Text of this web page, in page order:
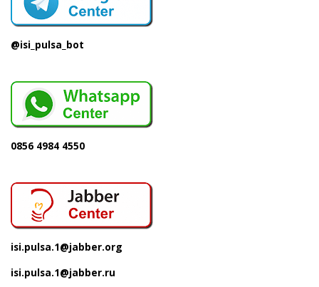
@isi_pulsa_bot
0856 4984 4550
isi.pulsa.1@jabber.org
isi.pulsa.1@jabber.ru